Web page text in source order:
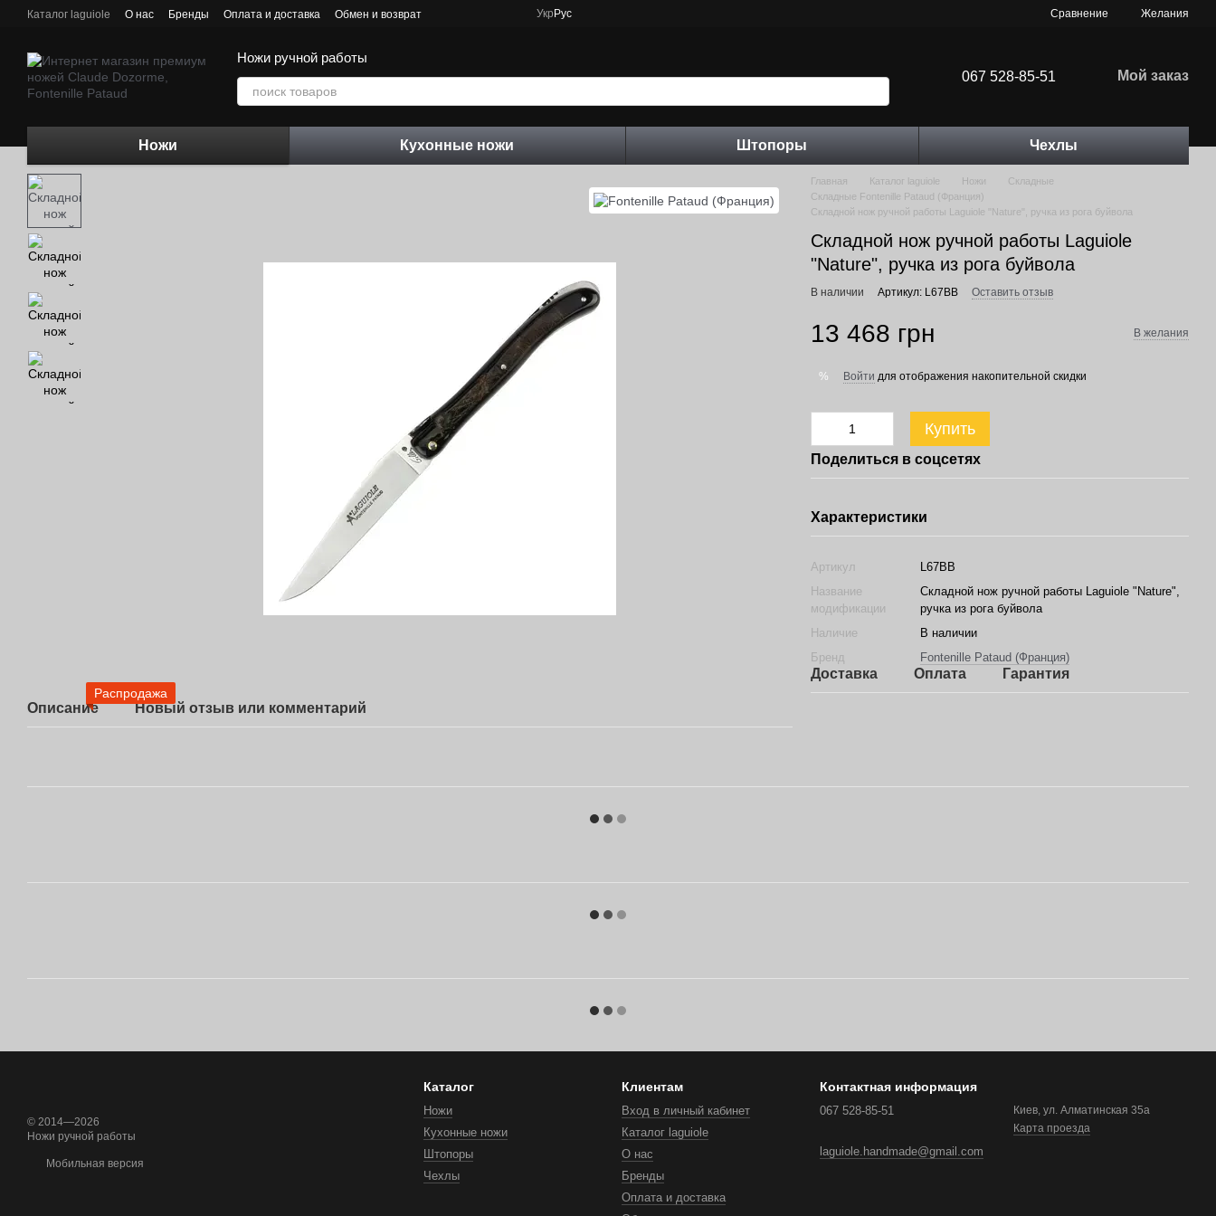
Перейти к основному контенту
Каталог laguiole О нас Бренды Оплата и доставка
Обмен и возврат
Укр Рус Сравнение Желания
Ножи ручной работы
067 528-85-51
Мой заказ
Ножи Кухонные ножи Штопоры Чехлы
Распродажа
Описание Новый отзыв или комментарий
Главная Каталог laguiole Ножи
Складные
Складные Fontenille Pataud (Франция)
Складной нож ручной работы Laguiole "Nature", ручка из рога буйвола
Складной нож ручной работы Laguiole
"Nature", ручка из рога буйвола
В наличии Артикул: L67BB Оставить отзыв
13 468 грн В желания
% Войти для отображения накопительной скидки
Купить
Поделиться в соцсетях
Характеристики
Артикул
L67BB
Название
модификации
Складной нож ручной работы Laguiole "Nature",
ручка из рога буйвола
Наличие
В наличии
Бренд
Fontenille Pataud (Франция)
Доставка Оплата Гарантия
© 2014—2026
Ножи ручной работы
Мобильная версия
Каталог
Ножи
Кухонные ножи
Штопоры
Чехлы
Клиентам
Вход в личный кабинет
Каталог laguiole
О нас
Бренды
Оплата и доставка
Контактная информация
067 528-85-51
laguiole.handmade@gmail.com
Киев, ул. Алматинская 35а
Карта проезда